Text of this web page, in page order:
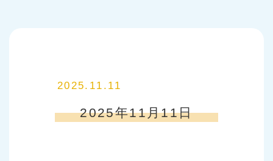
2025.11.11
2025年11月11日